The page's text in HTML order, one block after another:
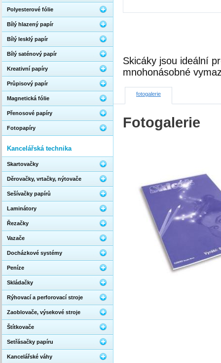
Skicáky jsou ideální
mnohonásobné
fotogalerie
Fotogalerie
Polyesterové fólie
Bílý hlazený papír
Bílý lesklý papír
Bílý saténový papír
Kreativní papíry
Průpisový papír
Magnetická fólie
Přenosové papíry
Fotopapíry
Kancelářská technika
Skartovačky
Děrovačky, vrtačky, nýtovače
Sešívačky papírů
Laminátory
Řezačky
Vazače
Docházkové systémy
Peníze
Skládačky
Rýhovací a perforovací stroje
Zaoblovače, výsekové stroje
Štítkovače
Setřásačky papíru
Kancelářské váhy